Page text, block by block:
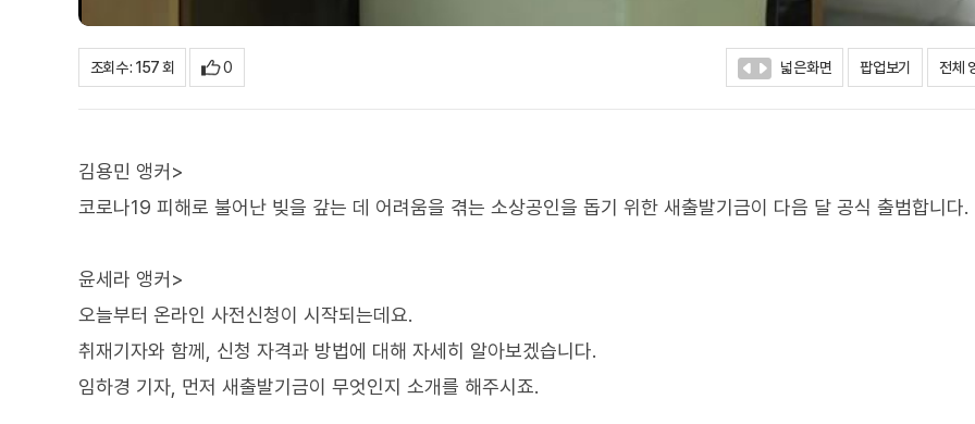
조회수 : 157 회 0 넓은화면 팝업보기 전체
김용민 앵커>
코로나19 피해로 불어난 빚을 갚는 데 어려움을 겪는 소상공인을 돕기 위한 새출발기금이 다음 달 공식 출범합니다.
윤세라 앵커>
오늘부터 온라인 사전신청이 시작되는데요.
취재기자와 함께, 신청 자격과 방법에 대해 자세히 알아보겠습니다.
임하경 기자, 먼저 새출발기금이 무엇인지 소개를 해주시죠.